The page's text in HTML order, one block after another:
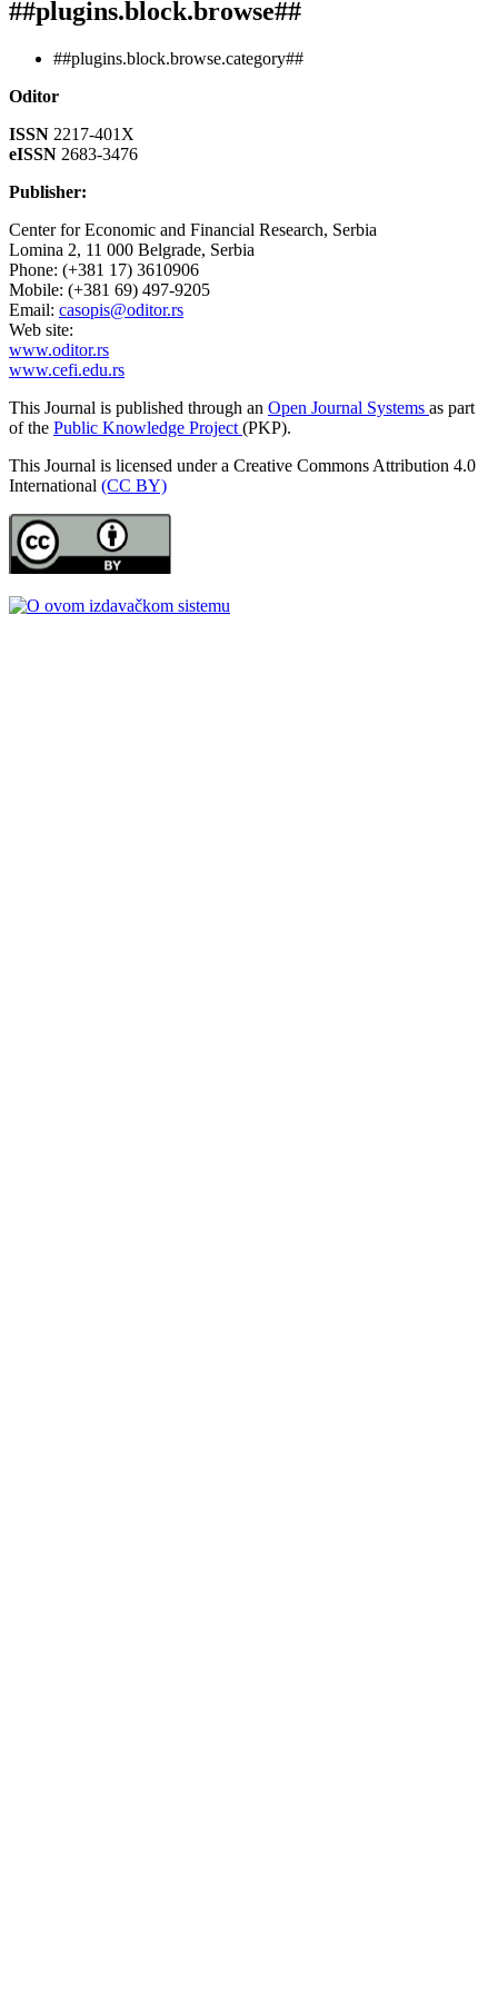
##plugins.block.browse##
##plugins.block.browse.category##
Oditor
ISSN 2217-401X
eISSN 2683-3476
Publisher:
Center for Economic and Financial Research, Serbia
Lomina 2, 11 000 Belgrade, Serbia
Phone: (+381 17) 3610906
Mobile: (+381 69) 497-9205
Email: casopis@oditor.rs
Web site:
www.oditor.rs
www.cefi.edu.rs
This Journal is published through an Open Journal Systems as part
of the Public Knowledge Project (PKP).
This Journal is licensed under a Creative Commons Attribution 4.0
International (CC BY)